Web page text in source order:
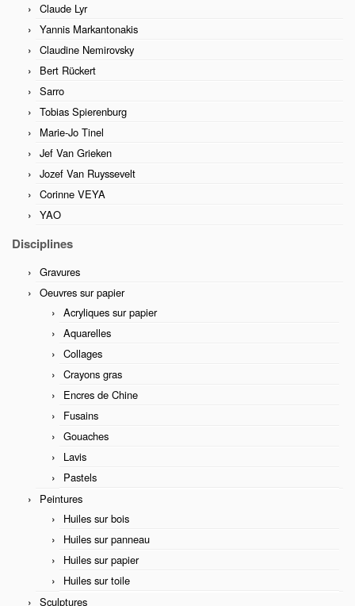
Claude Lyr
Yannis Markantonakis
Claudine Nemirovsky
Bert Rückert
Sarro
Tobias Spierenburg
Marie-Jo Tinel
Jef Van Grieken
Jozef Van Ruyssevelt
Corinne VEYA
YAO
Disciplines
Gravures
Oeuvres sur papier
Acryliques sur papier
Aquarelles
Collages
Crayons gras
Encres de Chine
Fusains
Gouaches
Lavis
Pastels
Peintures
Huiles sur bois
Huiles sur panneau
Huiles sur papier
Huiles sur toile
Sculptures